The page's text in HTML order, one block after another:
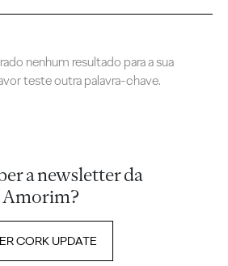
nenhum resultado para a sua
teste outra palavra-chave.
a newsletter da
CORK UPDATE